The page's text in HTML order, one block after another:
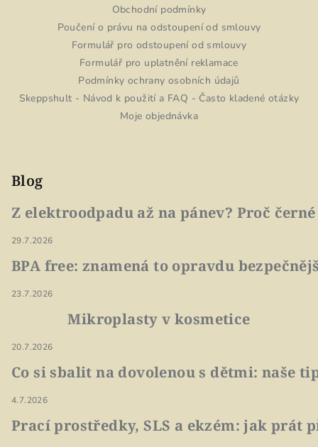
Obchodní podmínky
Poučení o právu na odstoupení od smlouvy
Formulář pro odstoupení od smlouvy
Formulář pro uplatnění reklamace
Podmínky ochrany osobních údajů
Skeppshult - Návod k použití a FAQ - Často kladené otázky
Moje objednávka
Blog
Z elektroodpadu až na pánev? Proč
29.7.2026
BPA free: znamená to opravdu
23.7.2026
Mikroplasty v kosmetice
20.7.2026
Co si sbalit na dovolenou s dětmi: naše
4.7.2026
Prací prostředky, SLS a ekzém: jak prát